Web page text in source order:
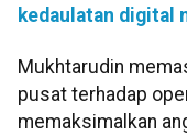
kedaulatan digital
Mukhtarudin
pusat terhadap
memaksimalkan